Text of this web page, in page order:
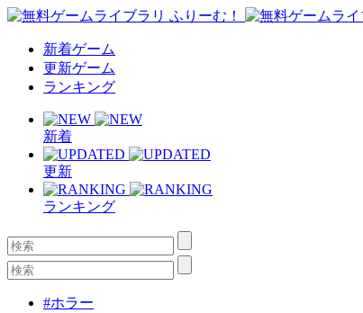
新着ゲーム
更新ゲーム
ランキング
新着
更新
ランキング
#ホラー